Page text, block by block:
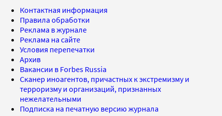
Контактная информация
Правила обработки
Реклама в журнале
Реклама на сайте
Условия перепечатки
Архив
Вакансии в Forbes Russia
Сканер иноагентов, причастных к экстремизму и
терроризму и организаций, признанных
нежелательными
Подписка на печатную версию журнала